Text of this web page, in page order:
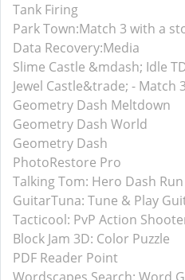
Tank Firing
Park Town:Match 3 with a
Data Recovery:Media
Slime Castle &mdash; Idle
Jewel Castle&trade; - Match
Geometry Dash Meltdown
Geometry Dash World
Geometry Dash
PhotoRestore Pro
Talking Tom: Hero Dash Run
GuitarTuna: Tune & Play
Tacticool: PvP Action
Block Jam 3D: Color Puzzle
PDF Reader Point